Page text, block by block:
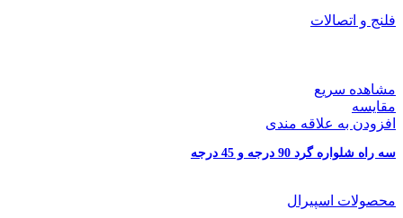
فلنج و اتصالات
مشاهده سریع
مقایسه
افزودن به علاقه مندی
سه راه شلواره گرد 90 درجه و 45 درجه
محصولات اسپیرال